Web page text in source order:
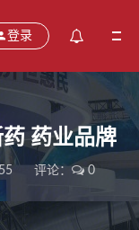
登录
药业品牌
评论：
0